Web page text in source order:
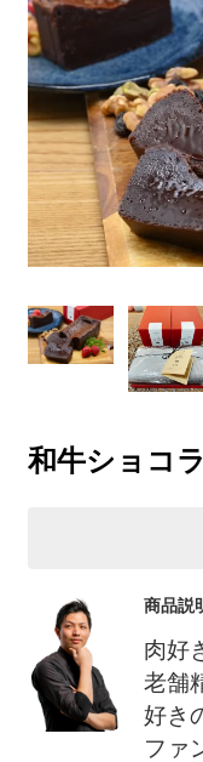
和牛ショコ
商品説
肉好
老舗
好き
ファ